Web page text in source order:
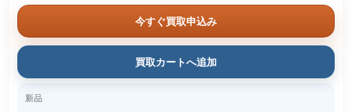
今すぐ買取申込み
買取カートへ追加
新品